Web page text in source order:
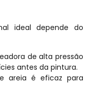
ideal depende do
de alta pressão
antes da pintura.
areia é eficaz para